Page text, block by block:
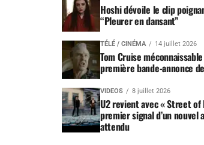
Hoshi dévoile le clip
“Pleurer en dansant”
TÉLÉ / CINÉMA 14 juillet 2026
Tom Cruise
première bande-annonce
VIDEOS 8 juillet 2026
U2 revient avec « Street of
premier signal d’un nouvel
attendu